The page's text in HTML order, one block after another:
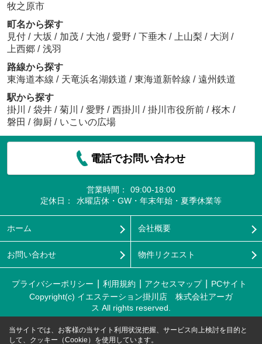
牧之原市
町名から探す
見付 / 大坂 / 加茂 / 大池 / 愛野 / 下垂木 / 上山梨 / 大渕 /
上西郷 / 浅羽
路線から探す
東海道本線 / 天竜浜名湖鉄道 / 東海道新幹線 / 遠州鉄道
駅から探す
掛川
/ 袋井 / 菊川 / 愛野 / 西掛川 / 掛川市役所前 / 桜木 /
磐田 / 御厨 / いこいの広場
電話でお問い合わせ
営業時間：
09:00-18:00
定休日：
水曜店休・GW・年末年始・夏季休業等
ホーム 会社概要
お問い合わせ 物件リクエスト
プライバシーポリシー 利用規約 アクセスマップ
PCサイト
Copyright(c) イエステーション掛川店 株式会社アーガ
ス All rights reserved.
当サイトでは、お客様の当サイト利用状況把握、サービス向上検討を目的と
して、クッキー（Cookie）を使用しています。